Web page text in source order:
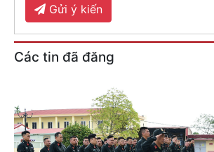
Gửi ý kiến
Các tin đã đăng